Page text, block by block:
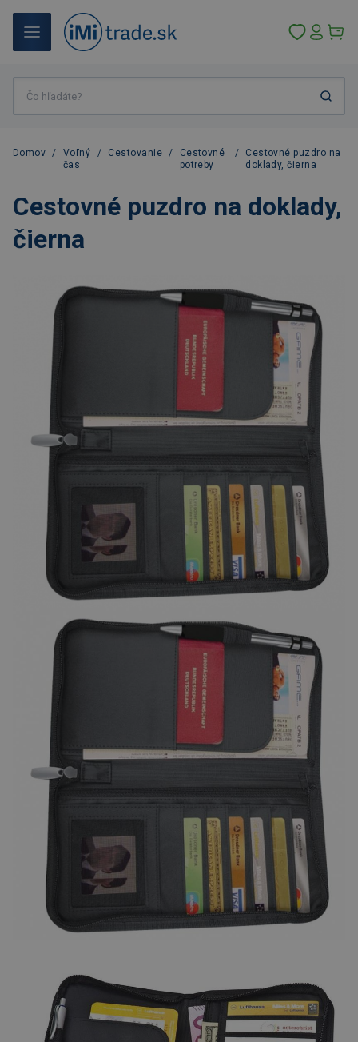
Domov /
Voľný
čas
/ Cestovanie /
Cestovné
potreby
/
Cestovné puzdro na
doklady, čierna
Cestovné puzdro na doklady,
čierna